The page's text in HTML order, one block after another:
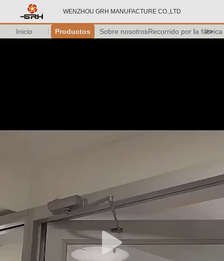
WENZHOU GRH MANUFACTURE CO.,LTD
Inicio Productos Sobre nosotrosRecorrido por la fábrica
>>